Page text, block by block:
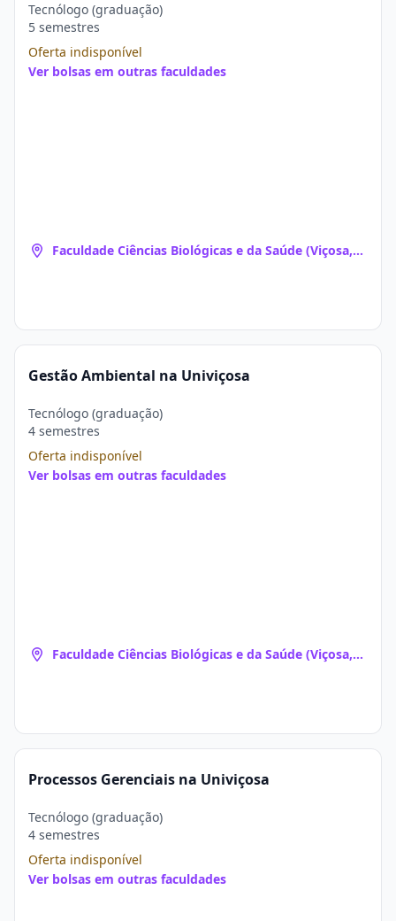
Tecnólogo (graduação)
5 semestres
Oferta indisponível
Ver bolsas em outras faculdades
Faculdade Ciências Biológicas e da Saúde (Viçosa,
Gestão Ambiental na Univiçosa
Tecnólogo (graduação)
4 semestres
Oferta indisponível
Ver bolsas em outras faculdades
Faculdade Ciências Biológicas e da Saúde (Viçosa,
Processos Gerenciais na Univiçosa
Tecnólogo (graduação)
4 semestres
Oferta indisponível
Ver bolsas em outras faculdades